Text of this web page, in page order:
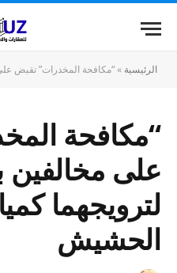
الرئيسية »“مكافحة المخدرات” تقبض على
“مكافحة
على
لترويجهما
الحشيش